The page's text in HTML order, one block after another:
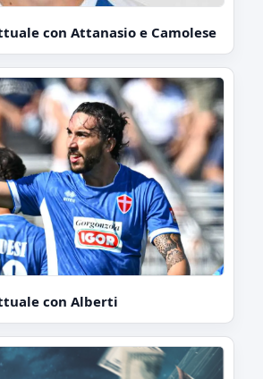
con Attanasio e Camolese
con Alberti